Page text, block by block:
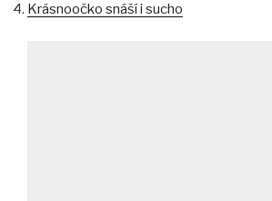
Krásnoočko snáší i sucho